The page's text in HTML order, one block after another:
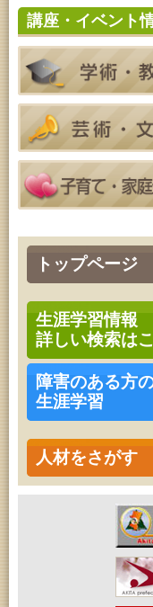
トップページ
生涯学習情報
詳しい検索は
障害のある方
生涯学習
人材をさがす
特別展「超写実
2026年08月06
高齢者教育「し
2026年08月06日
家庭教育「わく
2026年08月06
青少年教育「親
理教室』」
2026年08月06日
青少年教育 「
2026年08月06日
家庭教育「中央
2026年08月07
アートでツリー
2026年08月07日
青少年教育「点
高齢者教育「南
2026年08月08日
青少年・家庭・
ークショップ」
2026年08月08日
乳幼児・青少年
ム」
2026年08月08
乳幼児教育「フ
2026年08月08日
乳幼児教育・青
2026年08月08
乳幼児教育「お
2026年08月09
青少年・家庭・
ークショップ」
2026年08月11
令和8年度 椎
らいあ」2026年
2026年07月11
ルハス」2026
らせ
2026年07月10
ャリアコンサル
2026年07月10
ャリア形成リス
らせ
講座・イベント